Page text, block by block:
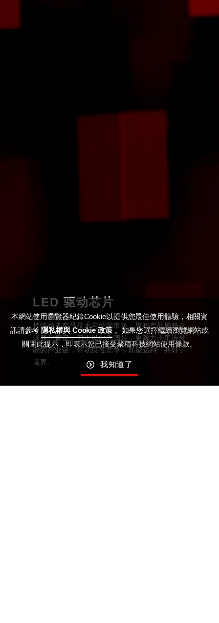
LED 驱动芯片
持续精进产品技术与经营市场，聚积产品屡获全
球客户肯定，但不以此为满足，更致力于串连分
散的产业链，带动良性竞争，期望达到「共好」
境界。
本網站使用瀏覽器紀錄Cookie以提供您最佳使用體驗，相關資
訊請參考 隱私權與 Cookie 政策 。如果您選擇繼續瀏覽網站或
關閉此提示，即表示您已接受聚積科技網站使用條款。
我知道了